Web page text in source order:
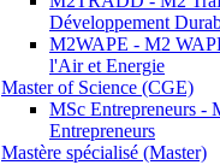
Développement
M2WAPE - M2
l'Air et Energie
Master of Science (CGE)
MSc Entrepreneurs -
Entrepreneurs
Mastère spécialisé (Master)